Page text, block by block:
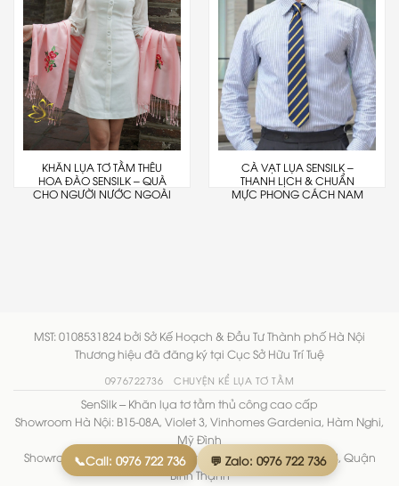
KHĂN LỤA TƠ TẰM THÊU
HOA ĐÀO SENSILK – QUÀ
CHO NGƯỜI NƯỚC NGOÀI
CÀ VẠT LỤA SENSILK –
THANH LỊCH & CHUẨN
MỰC PHONG CÁCH NAM
📞Call: 0976 722 736 💬 Zalo: 0976 722 736
MST: 0108531824 bởi Sở Kế Hoạch & Đầu Tư Thành phố Hà Nội
Thương hiệu đã đăng ký tại Cục Sở Hữu Trí Tuệ
0976722736 CHUYỆN KỂ LỤA TƠ TẰM
SenSilk – Khăn lụa tơ tằm thủ công cao cấp
Showroom Hà Nội: B15-08A, Violet 3, Vinhomes Gardenia, Hàm Nghi,
Mỹ Đình
Showroom TP.HCM: 20/1A1 Nguyễn Thiện Thuật, Phường 14, Quận
Bình Thạnh